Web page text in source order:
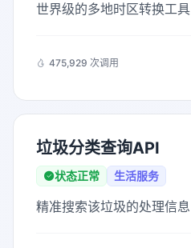
世界级的多地时区转换工具
475,929 次调用
垃圾分类查询API
状态正常 生活服务
精准搜索该垃圾的处理信息